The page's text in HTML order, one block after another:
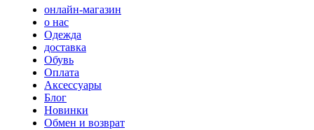
онлайн-магазин
о нас
Одежда
доставка
Обувь
Оплата
Аксессуары
Блог
Новинки
Обмен и возврат